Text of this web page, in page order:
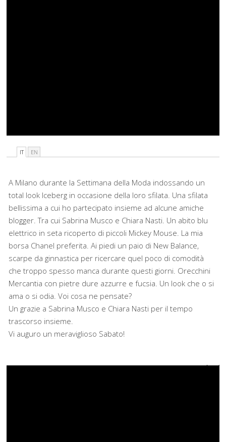
IT EN
A Milano durante la Settimana della Moda indossando un
total look Iceberg in occasione della loro sfilata. Una sfilata
bellissima a cui ho partecipato insieme ad alcune amiche
blogger. Tra cui Sabrina Musco e Chiara Nasti. Un abito blu
elettrico in seta ricoperto di piccoli Mickey Mouse. La mia
borsa Chanel preferita. Ai piedi un paio di New Balance,
scarpe da ginnastica per ricercare quel poco di comodità
che troppo spesso manca durante questi giorni. Orecchini
Mercantia con pietre dure azzurre e fucsia. Un look che o si
ama o si odia. Voi cosa ne pensate?
Un grazie a Sabrina Musco e Chiara Nasti per il tempo
trascorso insieme.
Vi auguro un meraviglioso Sabato!